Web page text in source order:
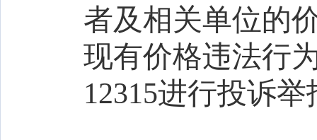
者及相关单位的
现有价格违法行
12315进行投诉